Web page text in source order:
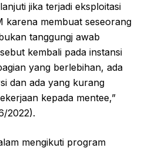
jika terjadi eksploitasi
karena membuat seseorang
tanggungj awab
kembali pada instansi
yang berlebihan, ada
dan ada yang kurang
kepada mentee,”
2022).
mengikuti program